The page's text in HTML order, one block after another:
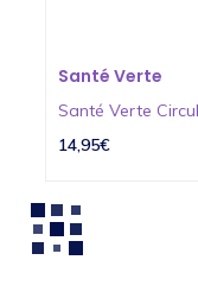
Santé Verte
Santé Verte
14,95€